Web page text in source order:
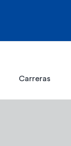
Carreras